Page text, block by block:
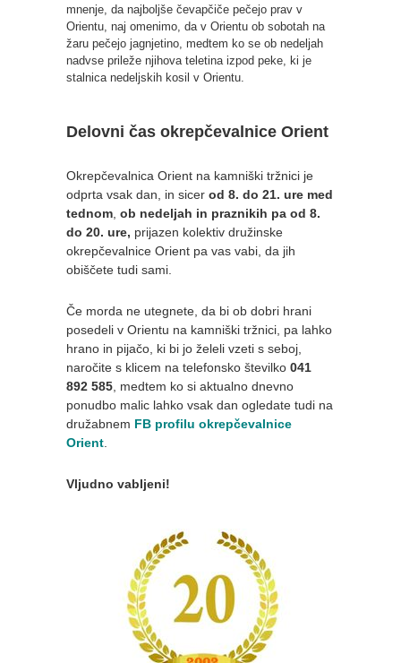
mnenje, da najboljše čevapčiče pečejo prav v
Orientu, naj omenimo, da v Orientu ob sobotah na
žaru pečejo jagnjetino, medtem ko se ob nedeljah
nadvse prileže njihova teletina izpod peke, ki je
stalnica nedeljskih kosil v Orientu.
Delovni čas okrepčevalnice Orient
Okrepčevalnica Orient na kamniški tržnici je
odprta vsak dan, in sicer od 8. do 21. ure med
tednom ob nedeljah in praznikih pa od 8.
do 20. ure, prijazen kolektiv družinske
okrepčevalnice Orient pa vas vabi, da jih
obiščete tudi sami.
Če morda ne utegnete, da bi ob dobri hrani
posedeli v Orientu na kamniški tržnici, pa lahko
hrano in pijačo, ki bi jo želeli vzeti s seboj,
naročite s klicem na telefonsko številko 041
892 585 , medtem ko si aktualno dnevno
ponudbo malic lahko vsak dan ogledate tudi na
družabnem FB profilu okrepčevalnice
Orient
Vljudno vabljeni!